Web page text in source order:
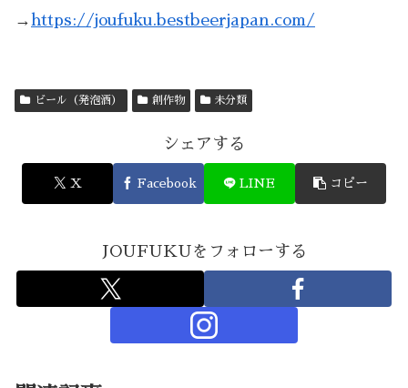
→ https://joufuku.bestbeerjapan.com/
ビール（発泡酒） 創作物 未分類
シェアする
X Facebook LINE コピー
JOUFUKUをフォローする